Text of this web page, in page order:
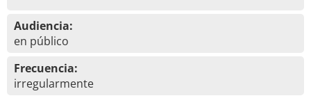
Audiencia:
en público
Frecuencia:
irregularmente